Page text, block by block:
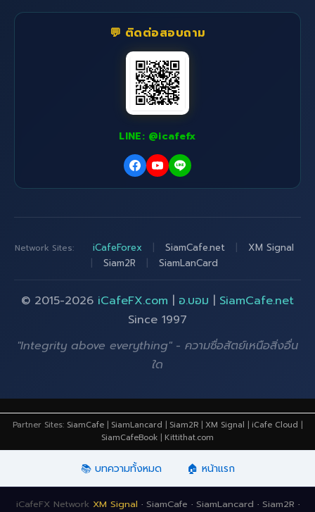
💬 ติดต่อสอบถาม
LINE: @icafefx
Network Sites: iCafeForex SiamCafe.net
XM Signal
Siam2R SiamLanCard
© 2015-2026 iCafeFX.com | อ.บอม | SiamCafe.net
Since 1997
"Integrity above everything" - ความซื่อสัตย์เหนือสิ่งอื่น
ใด
Partner Sites: SiamCafe | SiamLancard | Siam2R | XM Signal | iCafe Cloud |
SiamCafeBook | Kittithat.com
📚 บทความทั้งหมด 🏠 หน้าแรก
iCafeFX Network XM Signal · SiamCafe · SiamLancard · Siam2R ·